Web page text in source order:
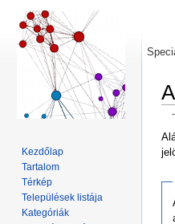
Kezdőlap
Tartalom
Térkép
Települések listája
Kategóriák